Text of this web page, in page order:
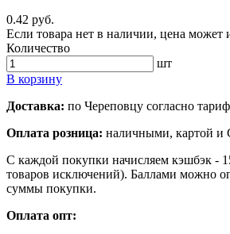
0.42 руб.
Если товара нет в наличии, цена может
Количество
шт
В корзину
Доставка: по Череповцу согласно
Оплата розница: наличными, картой и
С каждой покупки начисляем кэшбэк -
товаров исключений). Баллами можно
суммы покупки.
Оплата опт: